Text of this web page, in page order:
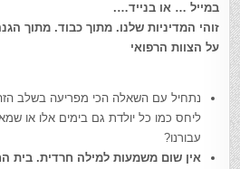
במייל … או בנייד….
זוהי המדיניות שלנו. מתוך כבוד. מתוך
על הצוות הרפואי
נתחיל עם השאלה הכי מפריעה בשלב
ליחס כמו כל יולדת גם בימים אלו או
עבורנו?
אין שום משמעות למילה חרדית. בית